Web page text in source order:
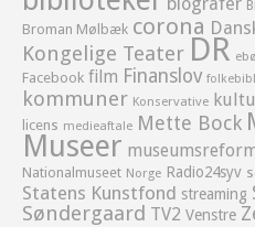
Broman Mølbæk corona
Kongelige Teater DR
Facebook film Finanslov
kommuner Konservative
licens medieaftale Mette Bock
Museer
Nationalmuseet Norge Radio24syv
Statens Kunstfond streaming
Søndergaard TV2 Venstre